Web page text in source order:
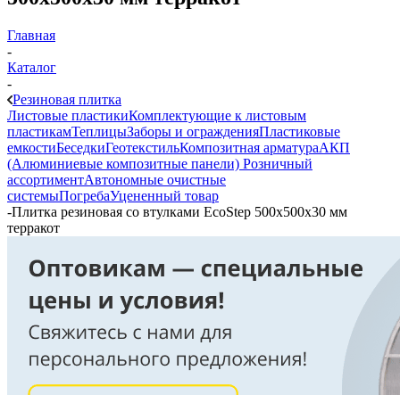
Главная
-
Каталог
-
Резиновая плитка
Листовые пластикиКомплектующие к листовым
пластикамТеплицыЗаборы и огражденияПластиковые
емкостиБеседкиГеотекстильКомпозитная арматураАКП
(Алюминиевые композитные панели) Розничный
ассортиментАвтономные очистные
системыПогребаУцененный товар
-Плитка резиновая со втулками EcoStep 500х500х30 мм
терракот